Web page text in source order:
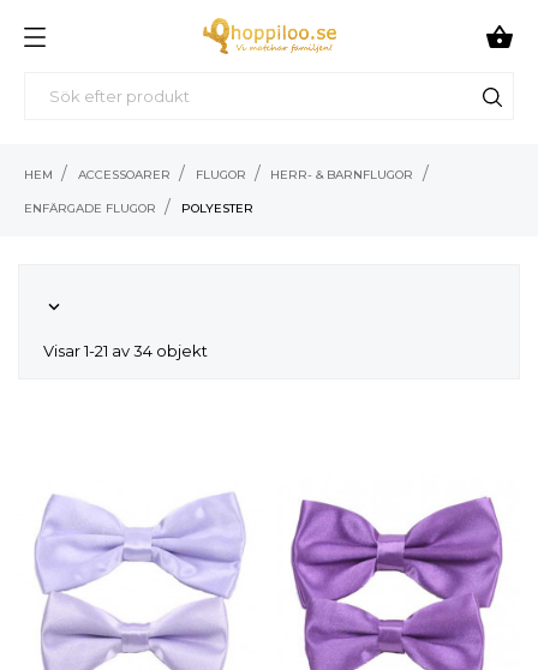

HEM ACCESSOARER FLUGOR HERR- & BARNFLUGOR
ENFÄRGADE FLUGOR POLYESTER

Visar 1-21 av 34 objekt